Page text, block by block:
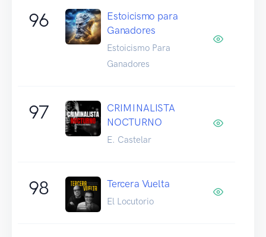
96
Estoicismo para
Ganadores
Estoicismo Para
Ganadores
97
CRIMINALISTA
NOCTURNO
E. Castelar
98 Tercera Vuelta
El Locutorio